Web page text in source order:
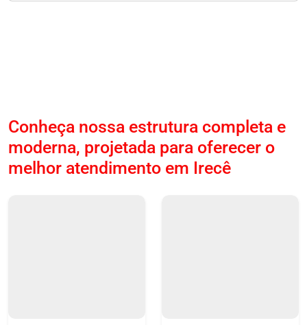
Conheça nossa estrutura completa e
moderna, projetada para oferecer o
melhor atendimento em Irecê